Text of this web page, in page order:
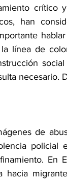
crítico
han
línea de
necesario.
de
policial
En